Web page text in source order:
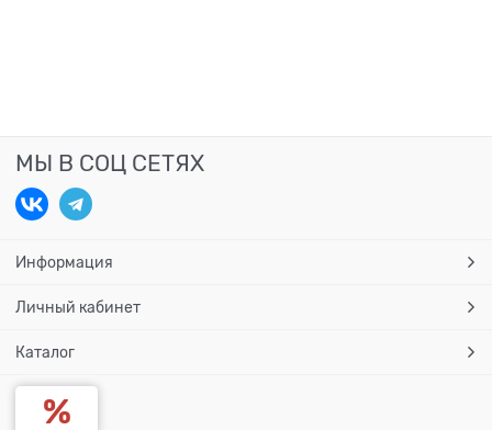
МЫ В СОЦ СЕТЯХ
Информация
Личный кабинет
Каталог